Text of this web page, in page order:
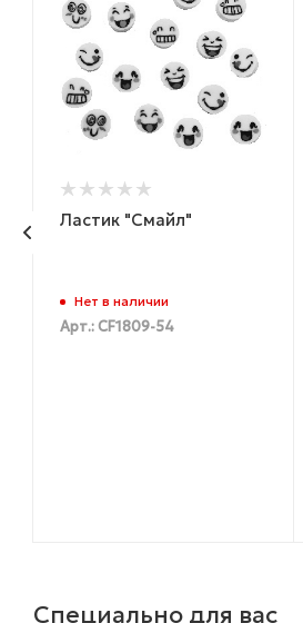
Ластик "Смайл"
Нет в наличии
Арт.: CF1809-54
Специально для вас